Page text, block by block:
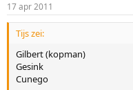
17 apr 2011
Tijs zei:
Gilbert (kopman)
Gesink
Cunego